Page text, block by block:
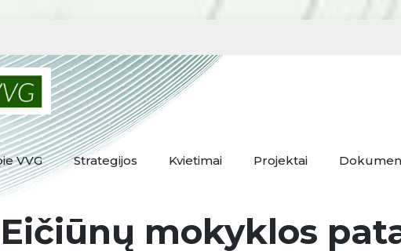
VVG Strategijos Kvietimai Projektai
mokyklos